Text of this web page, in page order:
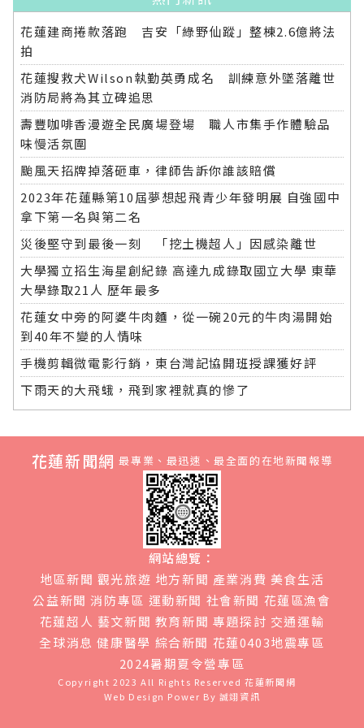
花蓮建商捲款落跑 吉安「綠野仙蹤」整棟2.6億將法
拍
花蓮搜救犬Wilson執勤英勇成名 訓練意外墜落離世
消防局將為其立碑追思
壽豐咖啡香漫遊全民廣場登場 職人市集手作體驗品
味慢活氛圍
颱風天招牌掉落砸車，律師告訴你誰該賠償
2023年花蓮縣第10屆夢想起飛青少年發明展 自強國中
拿下第一名與第二名
災後堅守到最後一刻 「挖土機超人」因感染離世
大學獨立招生海星創紀錄 高達九成錄取國立大學 東華
大學錄取21人 歷年最多
花蓮女中旁的阿婆牛肉麵，從一碗20元的牛肉湯開始
到40年不變的人情味
手機剪輯微電影行銷，東台灣記協開班授課獲好評
下雨天的大飛蛾，飛到家裡就真的慘了
花蓮新聞網 最專業、最迅速、最全面的在地新聞報導
網站總覽：
地區新聞 觀光旅遊 地方新聞 產業消費 美食生活
公益新聞 消防專區 運動新聞 社會新聞 花蓮區漁會
花蓮超人 藝文新聞 教育新聞 專題探討 交通運輸
全球消息 健康醫學 綜合新聞 花蓮0403地震專區
2024暑期夏令營專區
Copyright 2023 All Rights Reserved花蓮新聞網
Web Design Power By 誠翊資訊